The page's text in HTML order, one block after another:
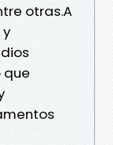
otras.A
que